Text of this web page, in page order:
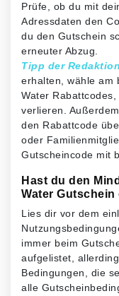
Prüfe, ob du mit
Adressdaten den
du den Gutschein
erneuter Abzug.
Tipp der
erhalten, wähle am
Water
verlieren.
den Rabattcode
oder
Gutscheincode mit
Hast du den
Water Gutschein
Lies dir vor dem
immer beim
aufgelistet,
Bedingungen, die
alle